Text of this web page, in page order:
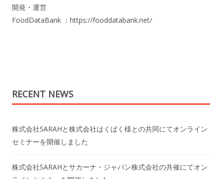
開発・運営
FoodDataBank ： https://fooddatabank.net/
RECENT NEWS
株式会社SARAHと株式会社はくばく様との共同にてオンライン
セミナーを開催しました
株式会社SARAHとサカーナ・ジャパン株式会社の共催にてオン